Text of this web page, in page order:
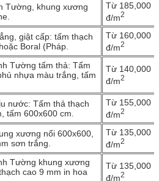
Tường, khung xương
Từ 185,000
đ/m2
giật cấp: tấm thạch
Boral (Pháp.
Từ 160,000
đ/m2
Tường tấm thả: Tấm
nhựa màu trắng, tấm
Từ 140,000
đ/m2
nước: Tấm thả thạch
tấm 600x600 cm.
Từ 155,000
đ/m2
xương nổi 600x600,
sơn trắng.
Từ 135,000
đ/m2
Tường khung xương
cao 9 mm in hoa
Từ 135,000
đ/m2